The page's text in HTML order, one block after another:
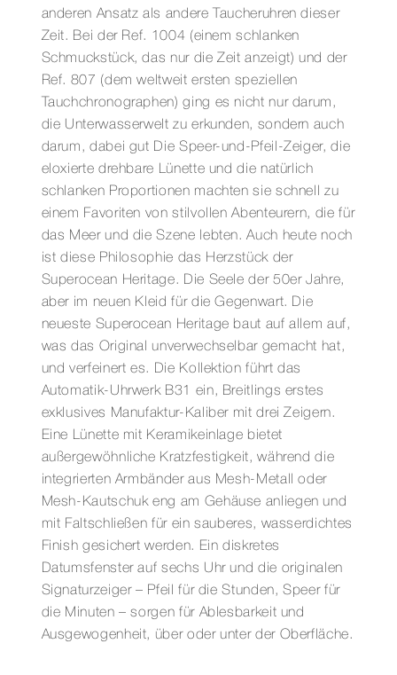
anderen Ansatz als andere Taucheruhren dieser
Zeit. Bei der Ref. 1004 (einem schlanken
Schmuckstück, das nur die Zeit anzeigt) und der
Ref. 807 (dem weltweit ersten speziellen
Tauchchronographen) ging es nicht nur darum,
die Unterwasserwelt zu erkunden, sondern auch
darum, dabei gut Die Speer-und-Pfeil-Zeiger, die
eloxierte drehbare Lünette und die natürlich
schlanken Proportionen machten sie schnell zu
einem Favoriten von stilvollen Abenteurern, die für
das Meer und die Szene lebten. Auch heute noch
ist diese Philosophie das Herzstück der
Superocean Heritage. Die Seele der 50er Jahre,
aber im neuen Kleid für die Gegenwart. Die
neueste Superocean Heritage baut auf allem auf,
was das Original unverwechselbar gemacht hat,
und verfeinert es. Die Kollektion führt das
Automatik-Uhrwerk B31 ein, Breitlings erstes
exklusives Manufaktur-Kaliber mit drei Zeigern.
Eine Lünette mit Keramikeinlage bietet
außergewöhnliche Kratzfestigkeit, während die
integrierten Armbänder aus Mesh-Metall oder
Mesh-Kautschuk eng am Gehäuse anliegen und
mit Faltschließen für ein sauberes, wasserdichtes
Finish gesichert werden. Ein diskretes
Datumsfenster auf sechs Uhr und die originalen
Signaturzeiger – Pfeil für die Stunden, Speer für
die Minuten – sorgen für Ablesbarkeit und
Ausgewogenheit, über oder unter der Oberfläche.